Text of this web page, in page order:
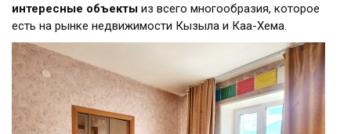
интересные объекты из всего многообразия, которое
есть на рынке недвижимости Кызыла и Каа-Хема.